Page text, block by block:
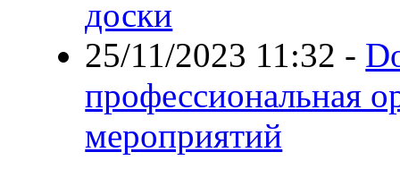
доски
25/11/2023 11:32 -
профессиональная
мероприятий